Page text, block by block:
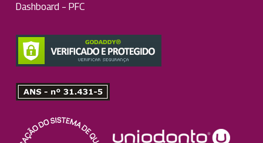
Dashboard – PFC